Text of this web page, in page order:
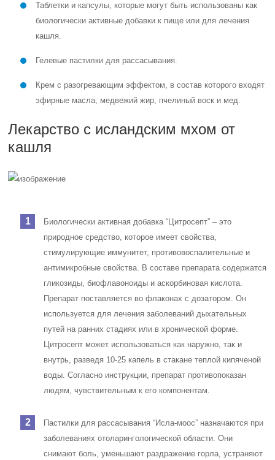
Таблетки и капсулы, которые могут быть использованы как
биологически активные добавки к пище или для лечения
кашля.
Гелевые пастилки для рассасывания.
Крем с разогревающим эффектом, в состав которого входят
эфирные масла, медвежий жир, пчелиный воск и мед.
Лекарство с исландским мхом от
кашля
Биологически активная добавка “Цитросепт” – это
природное средство, которое имеет свойства,
стимулирующие иммунитет, противовоспалительные и
антимикробные свойства. В составе препарата содержатся
гликозиды, биофлавоноиды и аскорбиновая кислота.
Препарат поставляется во флаконах с дозатором. Он
используется для лечения заболеваний дыхательных
путей на ранних стадиях или в хронической форме.
Цитросепт может использоваться как наружно, так и
внутрь, разведя 10-25 капель в стакане теплой кипяченой
воды. Согласно инструкции, препарат противопоказан
людям, чувствительным к его компонентам.
Пастилки для рассасывания “Исла-моос” назначаются при
заболеваниях отоларингологической области. Они
снимают боль, уменьшают раздражение горла, устраняют